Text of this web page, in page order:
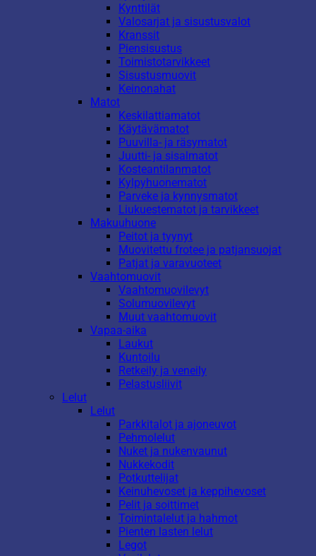
Kynttilät
Valosarjat ja sisustusvalot
Kranssit
Piensisustus
Toimistotarvikkeet
Sisustusmuovit
Keinonahat
Matot
Keskilattiamatot
Käytävämatot
Puuvilla- ja räsymatot
Juutti- ja sisalmatot
Kosteantilanmatot
Kylpyhuonematot
Parveke ja kynnysmatot
Liukuestematot ja tarvikkeet
Makuuhuone
Peitot ja tyynyt
Muovitettu frotee ja patjansuojat
Patjat ja varavuoteet
Vaahtomuovit
Vaahtomuovilevyt
Solumuovilevyt
Muut vaahtomuovit
Vapaa-aika
Laukut
Kuntoilu
Retkeily ja veneily
Pelastusliivit
Lelut
Lelut
Parkkitalot ja ajoneuvot
Pehmolelut
Nuket ja nukenvaunut
Nukkekodit
Potkuttelijat
Keinuhevoset ja keppihevoset
Pelit ja soittimet
Toimintalelut ja hahmot
Pienten lasten lelut
Legot